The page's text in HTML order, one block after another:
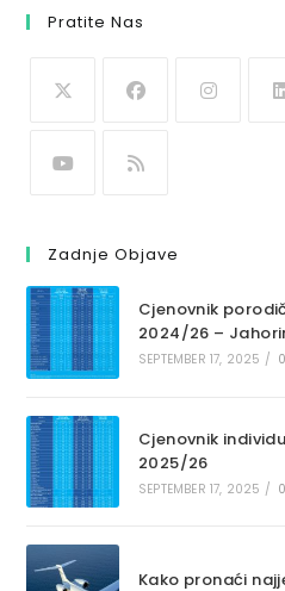
Pratite Nas
Zadnje Objave
Cjenovnik
2024/26 –
SEPTEMBER 17, 2025 /
Cjenovnik
2025/26
SEPTEMBER 17, 2025 /
Kako pronaći